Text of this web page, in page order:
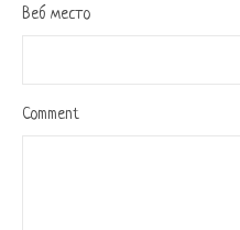
Веб место
Comment